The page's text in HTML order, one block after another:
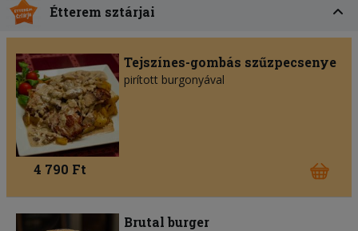
Étterem sztárjai
Tejszínes-gombás szűzpecsenye
pirított burgonyával
4 790 Ft
Brutal burger